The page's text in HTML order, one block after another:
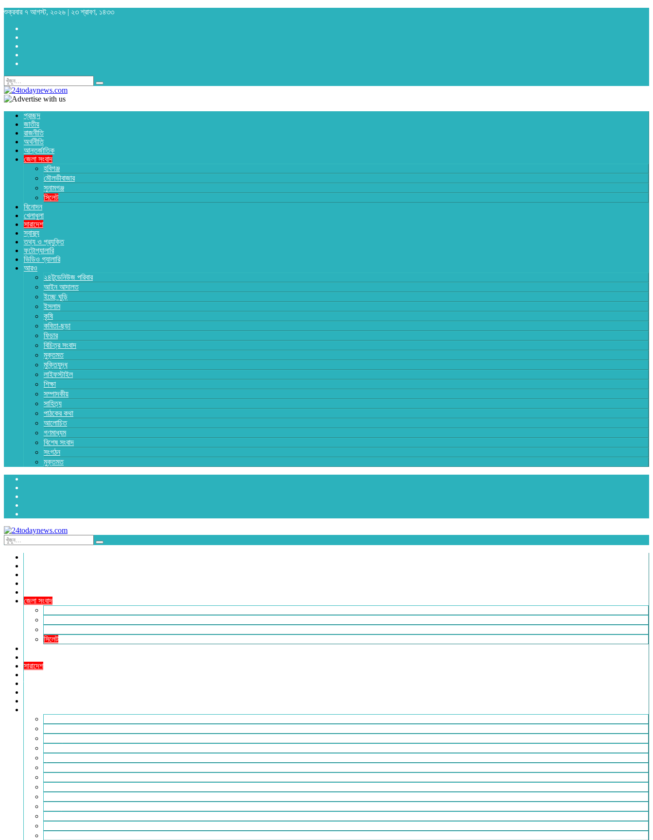
শুক্রবার ৭ আগস্ট, ২০২৬ | ২৩ শ্রাবণ, ১৪৩৩
প্রচ্ছদ
জাতীয়
রাজনীতি
অর্থনীতি
আন্তর্জাতিক
জেলা সংবাদ
হবিগঞ্জ
মৌলভীবাজার
সুনামগঞ্জ
সিলেট
বিনোদন
খেলাধুলা
সারাদেশ
স্বাস্থ্য
তথ্য ও প্রযুক্তি
ফটোগ্যালারি
ভিডিও গ্যালারি
আরও
২৪টুডেনিউজ পরিবার
আইন আদালত
ইচ্ছে ঘুড়ি
ইসলাম
কৃষি
কবিতা-ছড়া
ফিচার
বিচিত্র সংবাদ
মুক্তমত
মুক্তিযুদ্ধ
লাইফস্টাইল
শিক্ষা
সম্পাদকীয়
সাহিত্য
পাঠকের কথা
আলোচিত
গণমাধ্যম
বিশেষ সংবাদ
সংগঠন
মুক্তমত
জেলা সংবাদ
সিলেট
সারাদেশ